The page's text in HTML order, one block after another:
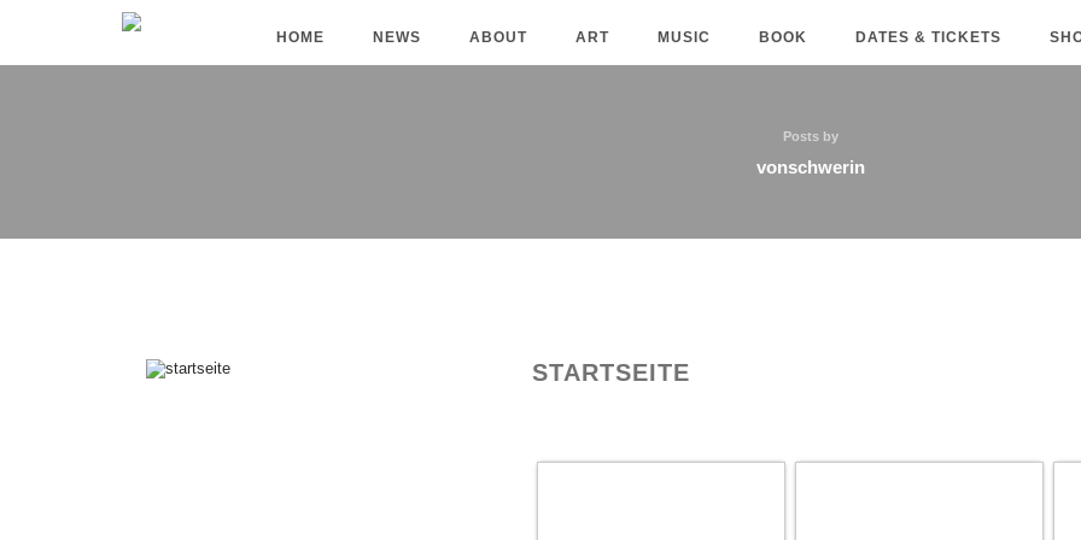
HOME NEWS ABOUT ART MUSIC BOOK DATES & TICKETS
Posts by
vonschwerin
STARTSEITE